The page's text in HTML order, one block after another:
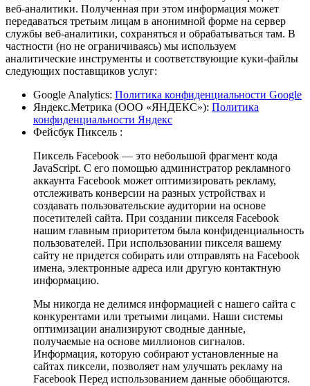
веб-аналитики. Полученная при этом информация может
передаваться третьим лицам в анонимной форме на сервер
службы веб-аналитики, сохраняться и обрабатываться там. В
частности (но не ограничиваясь) мы используем
аналитические инструменты и соответствующие куки-файлы
следующих поставщиков услуг:
Google Analytics: Политика конфиденциальности Google
Яндекс.Метрика (ООО «ЯНДЕКС»): Политика
конфиденциальности Яндекс
Фейсбук Пиксель :
Пиксель Facebook — это небольшой фрагмент кода
JavaScript. С его помощью администратор рекламного
аккаунта Facebook может оптимизировать рекламу,
отслеживать конверсии на разных устройствах и
создавать пользовательские аудитории на основе
посетителей сайта. При создании пикселя Facebook
нашим главным приоритетом была конфиденциальность
пользователей. При использовании пикселя вашему
сайту не придется собирать или отправлять на Facebook
имена, электронные адреса или другую контактную
информацию.
Мы никогда не делимся информацией с нашего сайта с
конкурентами или третьими лицами. Наши системы
оптимизации анализируют сводные данные,
получаемые на основе миллионов сигналов.
Информация, которую собирают установленные на
сайтах пиксели, позволяет нам улучшать рекламу на
Facebook Перед использованием данные обобщаются.